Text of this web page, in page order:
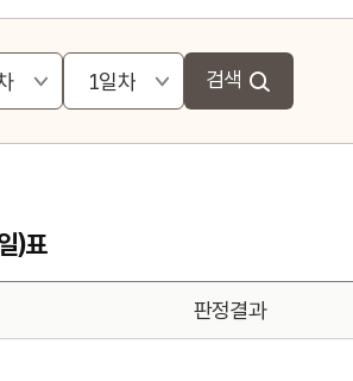
검색
)표
판정결과